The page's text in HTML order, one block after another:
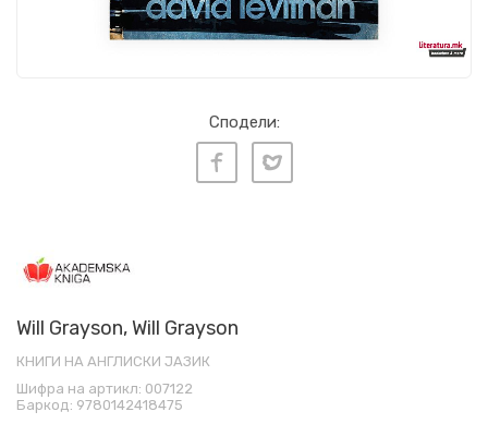
Сподели:
Will Grayson, Will Grayson
КНИГИ НА АНГЛИСКИ ЈАЗИК
Шифра на артикл: 007122
Баркод: 9780142418475